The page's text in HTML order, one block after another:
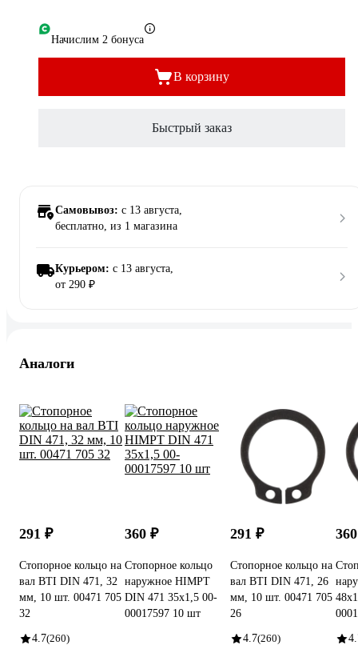
Начислим 2 бонуса
В корзину
Быстрый заказ
Самовывоз: c 13 августа,
бесплатно, из 1 магазина
Курьером: c 13 августа,
от 290 ₽
Аналоги
291 ₽
Стопорное кольцо на
вал BTI DIN 471, 32
мм, 10 шт. 00471 705
32
4.7(260)
360 ₽
Стопорное кольцо
наружное HIMPT
DIN 471 35х1,5 00-
00017597 10 шт
291 ₽
Стопорное кольцо на
вал BTI DIN 471, 26
мм, 10 шт. 00471 705
26
4.7(260)